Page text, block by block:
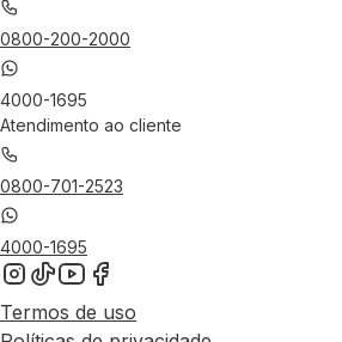
0800-200-2000
4000-1695
Atendimento ao cliente
0800-701-2523
4000-1695
Termos de uso